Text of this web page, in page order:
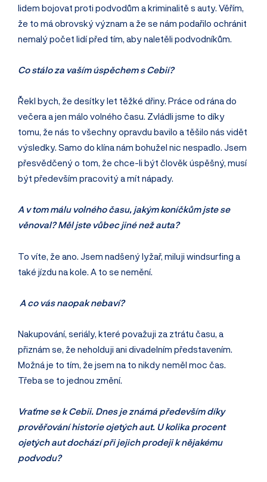
lidem bojovat proti podvodům a kriminalitě s auty. Věřím,
že to má obrovský význam a že se nám podařilo ochránit
nemalý počet lidí před tím, aby naletěli podvodníkům.
Co stálo za vaším úspěchem s Cebií?
Řekl bych, že desítky let těžké dřiny. Práce od rána do
večera a jen málo volného času. Zvládli jsme to díky
tomu, že nás to všechny opravdu bavilo a těšilo nás vidět
výsledky. Samo do klína nám bohužel nic nespadlo. Jsem
přesvědčený o tom, že chce-li být člověk úspěšný, musí
být především pracovitý a mít nápady.
A v tom málu volného času, jakým koníčkům jste se
věnoval? Měl jste vůbec jiné než auta?
To víte, že ano. Jsem nadšený lyžař, miluji windsurfing a
také jízdu na kole. A to se nemění.
A co vás naopak nebaví?
Nakupování, seriály, které považuji za ztrátu času, a
přiznám se, že neholduji ani divadelním představením.
Možná je to tím, že jsem na to nikdy neměl moc čas.
Třeba se to jednou změní.
Vraťme se k Cebii. Dnes je známá především díky
prověřování historie ojetých aut. U kolika procent
ojetých aut dochází při jejich prodeji k nějakému
podvodu?